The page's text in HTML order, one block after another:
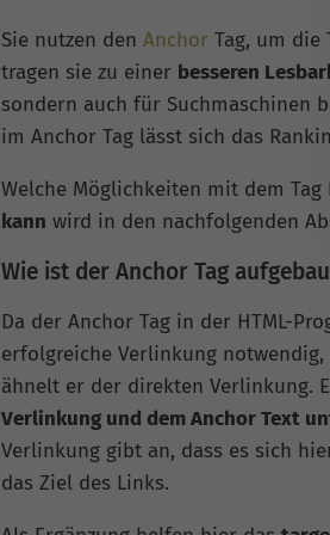
Sie nutzen den Anchor Tag, um die
tragen sie zu einer besseren
sondern auch für Suchmaschinen
im Anchor Tag lässt sich das
Welche Möglichkeiten mit dem
kann wird in den nachfolgenden
Wie ist der Anchor Tag
Da der Anchor Tag in der HTML-
erfolgreiche Verlinkung notwendig,
ähnelt er der direkten Verlinkung.
Verlinkung und dem Anchor Text
Verlinkung gibt an, dass es sich
das Ziel des Links.